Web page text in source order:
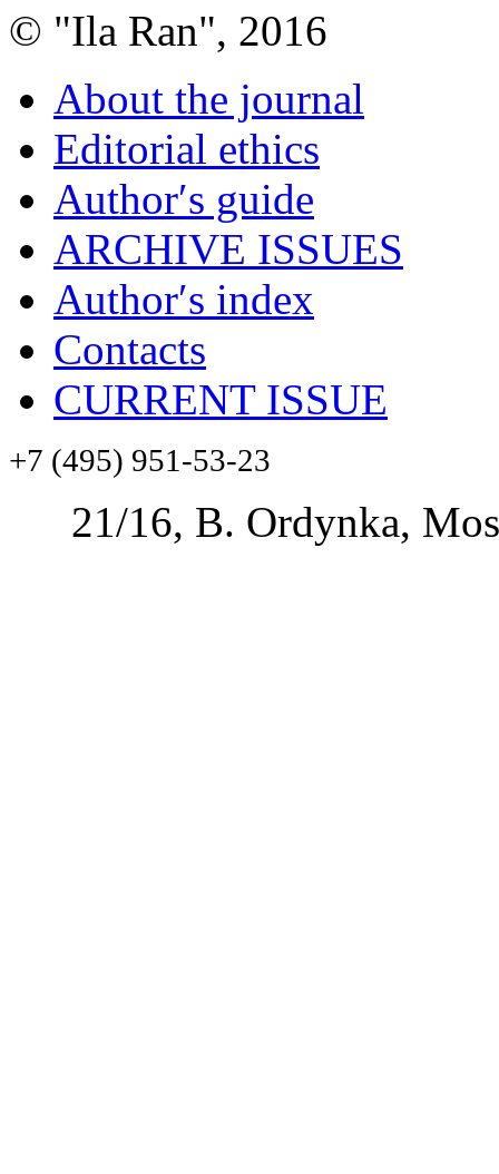
© "Ila Ran", 2016
About the journal
Editorial ethics
Author′s guide
ARCHIVE ISSUES
Author′s index
Contacts
CURRENT ISSUE
+7 (495) 951-53-23
21/16, B. Ordynka,